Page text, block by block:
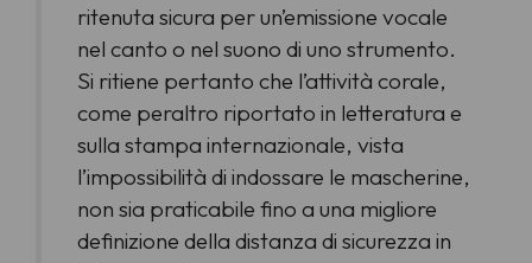
ritenuta sicura per un’emissione vocale
nel canto o nel suono di uno strumento.
Si ritiene pertanto che l’attività corale,
come peraltro riportato in letteratura e
sulla stampa internazionale, vista
l’impossibilità di indossare le mascherine,
non sia praticabile fino a una migliore
definizione della distanza di sicurezza in